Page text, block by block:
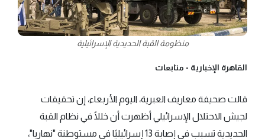
منظومة القبة الحديدية الإسرائيلية
القاهرة الإخبارية - متابعات
قالت صحيفة معاريف العبرية، اليوم الأربعاء، إن تحقيقات
لجيش الاحتلال الإسرائيلي أظهرت أن خللًا في نظام القبة
الحديدية تسبب في إصابة 13 إسرائيليًا في مستوطنة "نهاريا"،